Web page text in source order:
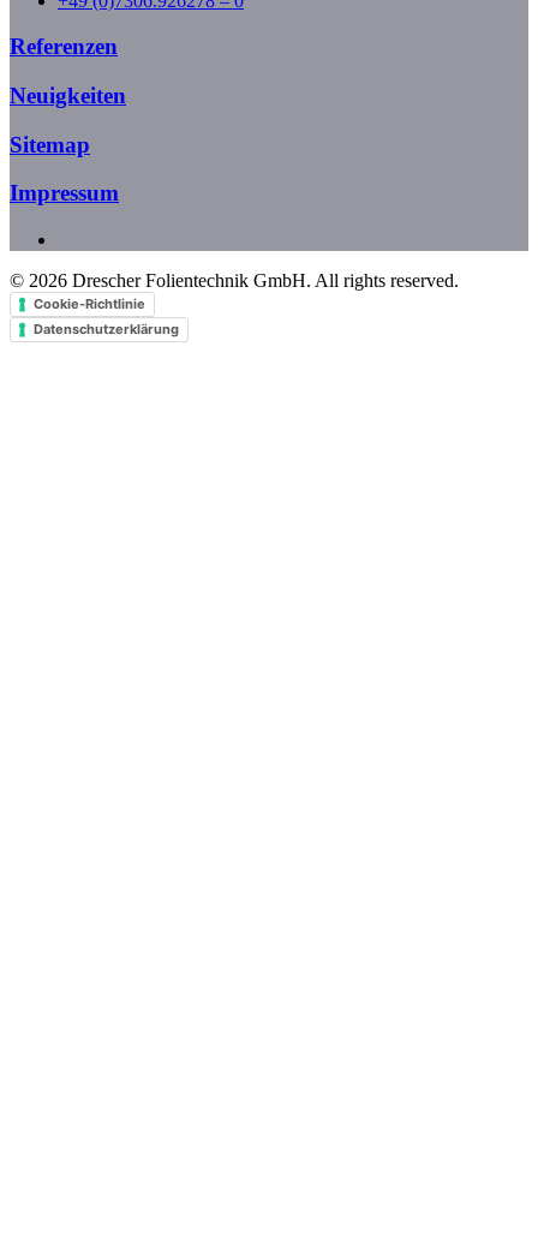
Referenzen
Neuigkeiten
Sitemap
Impressum
© 2026 Drescher Folientechnik GmbH. All rights reserved.
Cookie-Richtlinie
Datenschutzerklärung